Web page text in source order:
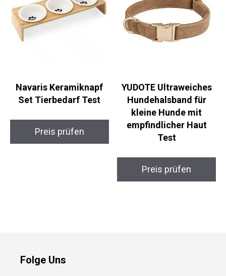
Navaris Keramiknapf
Set Tierbedarf Test
Preis prüfen
YUDOTE Ultraweiches
Hundehalsband für
kleine Hunde mit
empfindlicher Haut
Test
Preis prüfen
Folge Uns